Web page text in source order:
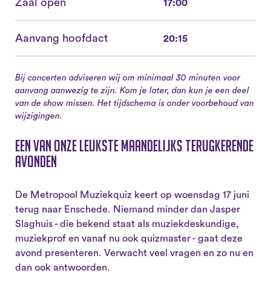
Zaal open 17:00
Aanvang hoofdact 20:15
Bij concerten adviseren wij om minimaal 30 minuten voor
aanvang aanwezig te zijn. Kom je later, dan kun je een deel
van de show missen. Het tijdschema is onder voorbehoud van
wijzigingen.
Een van onze leukste maandelijks terugkerende
avonden
De Metropool Muziekquiz keert op woensdag 17 juni
terug naar Enschede. Niemand minder dan Jasper
Slaghuis - die bekend staat als muziekdeskundige,
muziekprof en vanaf nu ook quizmaster - gaat deze
avond presenteren. Verwacht veel vragen en zo nu en
dan ook antwoorden.